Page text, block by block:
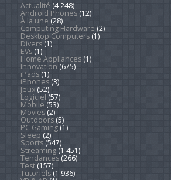
Actualité (4 248)
Android Phones(12)
À la une (28)
Computing Hardware (2)
Desktop Computers(1)
Divers(1)
EVs(1)
Home Appliances(1)
Innovation (675)
iPads(1)
iPhones(3)
Jeux(52)
Logiciel (57)
Mobile (53)
Movies(2)
Outdoors(5)
PC Gaming(1)
Sleep (2)
Sports(547)
Streaming(1 451)
Tendances(266)
Test(157)
Tutoriels(1 936)